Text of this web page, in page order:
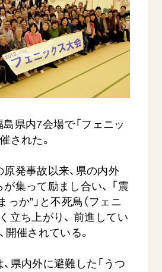
入門）
先生
先生
帯を拡大
ー平等」を促進
SDGs）」の取り組み
紹介
ルサイト
島県内7会場で「フェニッ
された。
発事故以来、県の内外
集って励まし合い、 「震
っか”」と不死鳥（フェニ
立ち上がり、 前進してい
開催されている。
県内外に避難した「うつ